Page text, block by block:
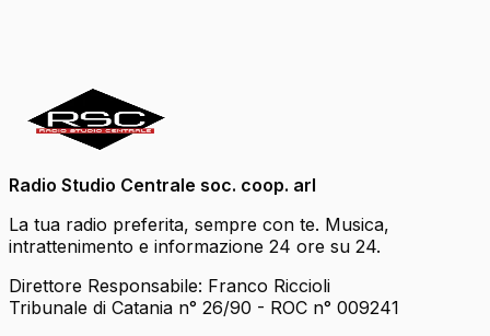
Radio Studio Centrale soc. coop. arl
La tua radio preferita, sempre con te. Musica,
intrattenimento e informazione 24 ore su 24.
Direttore Responsabile: Franco Riccioli
Tribunale di Catania n° 26/90 - ROC n° 009241